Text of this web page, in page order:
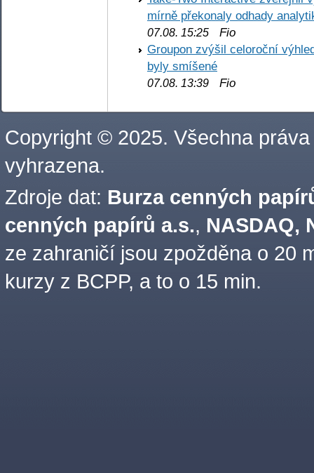
mírně překonaly odhady
07.08. 15:25 Fio
Groupon zvýšil celoroční
byly smíšené
07.08. 13:39 Fio
Copyright © 2025. Všechna práva
vyhrazena.
Zdroje dat: Burza cenných
cenných papírů a.s., NASDAQ,
ze zahraničí jsou zpožděna o 20
kurzy z BCPP, a to o 15 min.